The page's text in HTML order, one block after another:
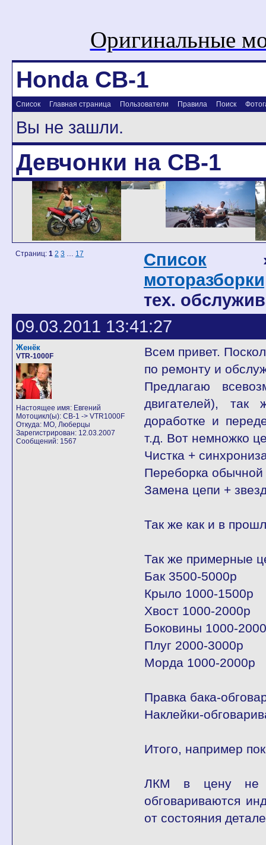
Оригинальные
Honda CB-1
Список Главная страница Пользователи Правила Поиск
Вы не зашли.
Девчонки на CB-1
Страниц: 1 2 3 … 17 Список
тех.
09.03.2011 13:41:27
Женёк
VTR-1000F
Настоящее имя: Евгений
Мотоцикл(ы): CB-1 -> VTR1000F
Откуда: МО, Люберцы
Зарегистрирован: 12.03.2007
Сообщений: 1567
Всем привет.
по ремонту и
Предлагаю
двигателей), так
доработке и
т.д. Вот немножко
Чистка +
Переборка
Замена цепи +
Так же как и в
Так же примерные
Бак 3500-5000р
Крыло 1000-1500р
Хвост 1000-2000р
Боковины 1000-
Плуг 2000-3000р
Морда 1000-2000р
Правка бака-
Наклейки-
Итого, например
ЛКМ в цену не
обговариваются
от состояния